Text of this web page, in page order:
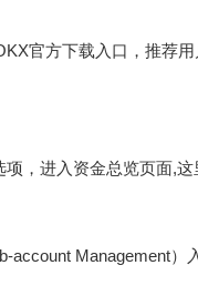
官方下载入口，推荐
，进入资金总览页面,
account Management